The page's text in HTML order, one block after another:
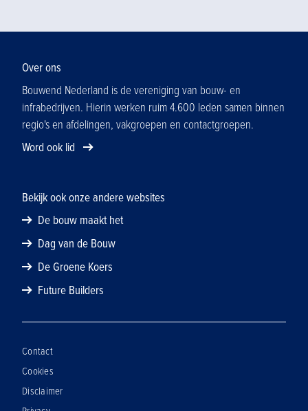
verbetering van de omzetverwachtingen.
Over ons
Bouwend Nederland is de vereniging van bouw- en
infrabedrijven. Hierin werken ruim 4.600 leden samen binnen
regio's en afdelingen, vakgroepen en contactgroepen.
Word ook lid
Bekijk ook onze andere websites
De bouw maakt het
Dag van de Bouw
De Groene Koers
Future Builders
Contact
Cookies
Disclaimer